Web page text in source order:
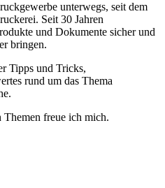
unterwegs, seit dem
Seit 30 Jahren
und Dokumente sicher und
bringen.
Tipps und Tricks,
rund um das Thema
freue ich mich.